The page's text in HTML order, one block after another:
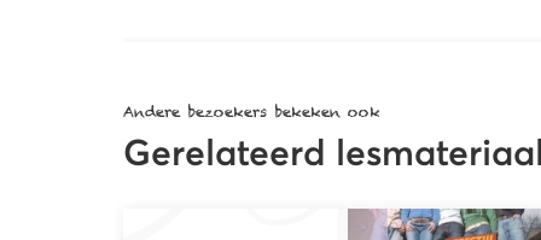
Andere bezoekers bekeken ook
Gerelateerd